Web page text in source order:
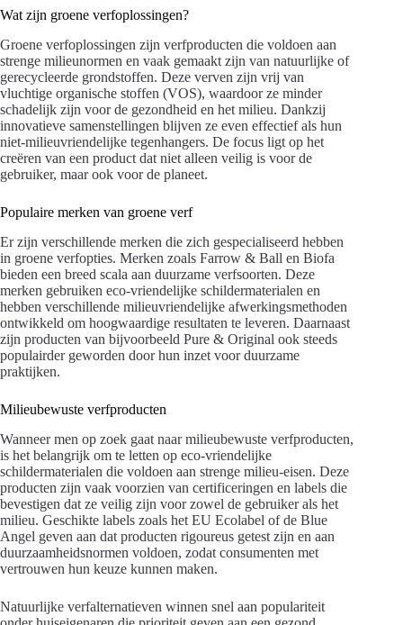
Wat zijn groene verfoplossingen?
Groene verfoplossingen zijn verfproducten die voldoen aan
strenge milieunormen en vaak gemaakt zijn van natuurlijke of
gerecycleerde grondstoffen. Deze verven zijn vrij van
vluchtige organische stoffen (VOS), waardoor ze minder
schadelijk zijn voor de gezondheid en het milieu. Dankzij
innovatieve samenstellingen blijven ze even effectief als hun
niet-milieuvriendelijke tegenhangers. De focus ligt op het
creëren van een product dat niet alleen veilig is voor de
gebruiker, maar ook voor de planeet.
Populaire merken van groene verf
Er zijn verschillende merken die zich gespecialiseerd hebben
in groene verfopties. Merken zoals Farrow & Ball en Biofa
bieden een breed scala aan duurzame verfsoorten. Deze
merken gebruiken eco-vriendelijke schildermaterialen en
hebben verschillende milieuvriendelijke afwerkingsmethoden
ontwikkeld om hoogwaardige resultaten te leveren. Daarnaast
zijn producten van bijvoorbeeld Pure & Original ook steeds
populairder geworden door hun inzet voor duurzame
praktijken.
Milieubewuste verfproducten
Wanneer men op zoek gaat naar milieubewuste verfproducten,
is het belangrijk om te letten op eco-vriendelijke
schildermaterialen die voldoen aan strenge milieu-eisen. Deze
producten zijn vaak voorzien van certificeringen en labels die
bevestigen dat ze veilig zijn voor zowel de gebruiker als het
milieu. Geschikte labels zoals het EU Ecolabel of de Blue
Angel geven aan dat producten rigoureus getest zijn en aan
duurzaamheidsnormen voldoen, zodat consumenten met
vertrouwen hun keuze kunnen maken.
Natuurlijke verfalternatieven winnen snel aan populariteit